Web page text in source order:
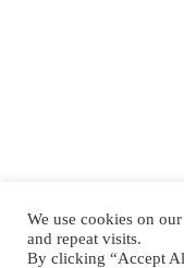
We use cookies on
and repeat visits.
By clicking “Accept